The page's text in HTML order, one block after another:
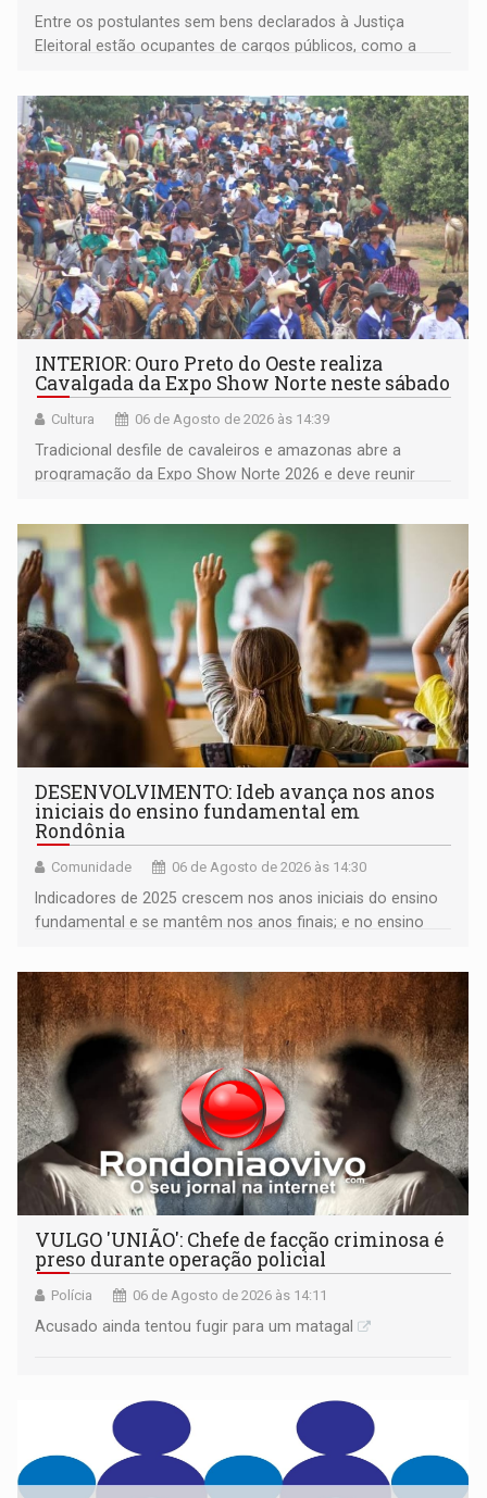
Entre os postulantes sem bens declarados à Justiça
Eleitoral estão ocupantes de cargos públicos, como a
Pedro Geovar (PP) e a vice-prefeita Magna dos Anjos
(NOVO)
INTERIOR: Ouro Preto do Oeste realiza
Cavalgada da Expo Show Norte neste sábado
Cultura 06 de Agosto de 2026 às 14:39
Tradicional desfile de cavaleiros e amazonas abre a
programação da Expo Show Norte 2026 e deve reunir
DESENVOLVIMENTO: Ideb avança nos anos
iniciais do ensino fundamental em
Rondônia
Comunidade 06 de Agosto de 2026 às 14:30
Indicadores de 2025 crescem nos anos iniciais do ensino
fundamental e se mantêm nos anos finais; e no ensino
VULGO 'UNIÃO': Chefe de facção criminosa é
preso durante operação policial
Polícia 06 de Agosto de 2026 às 14:11
Acusado ainda tentou fugir para um matagal